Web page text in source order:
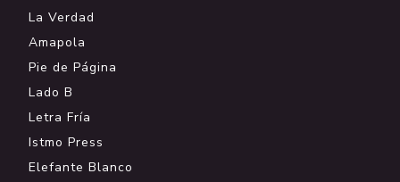
La Verdad
Amapola
Pie de Página
Lado B
Letra Fría
Istmo Press
Elefante Blanco